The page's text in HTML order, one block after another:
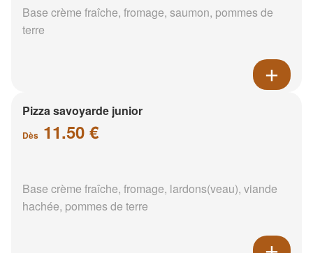
Base crème fraîche, fromage, saumon, pommes de
terre
Pizza savoyarde junior
Dès 11.50 €
Base crème fraîche, fromage, lardons(veau), viande
hachée, pommes de terre